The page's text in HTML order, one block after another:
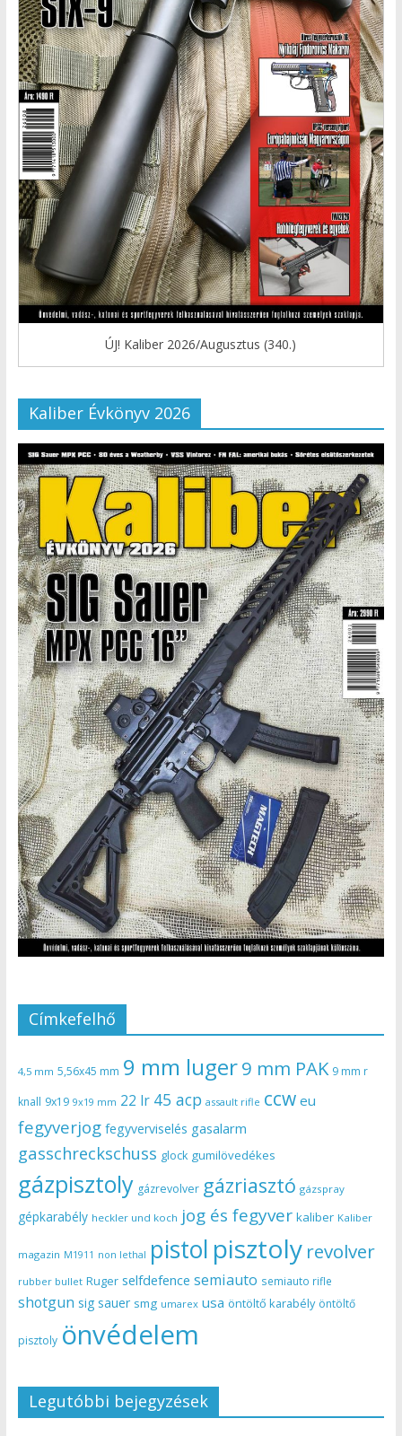
ÚJ! Kaliber 2026/Augusztus (340.)
Kaliber Évkönyv 2026
Címkefelhő
4,5 mm 5,56x45 mm 9 mm luger9 mm PAK 9 mm r
knall 9x19 9x19 mm 22 lr 45 acp assault rifle ccw eu
fegyverjog fegyverviselés gasalarm
gasschreckschuss glock gumilövedékes
gázpisztoly gázrevolver gázriasztó gázspray
gépkarabély heckler und koch jog és fegyver kaliber Kaliber
magazin M1911 non lethal pistol pisztoly revolver
rubber bullet Ruger selfdefence semiauto semiauto rifle
shotgun sig sauer smg umarex usa öntöltő karabély öntöltő
pisztoly önvédelem
Legutóbbi bejegyzések